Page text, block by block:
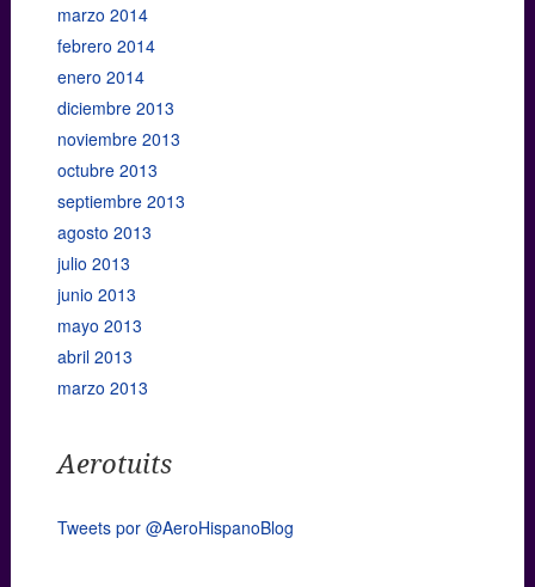
marzo 2014
febrero 2014
enero 2014
diciembre 2013
noviembre 2013
octubre 2013
septiembre 2013
agosto 2013
julio 2013
junio 2013
mayo 2013
abril 2013
marzo 2013
Aerotuits
Tweets por @AeroHispanoBlog